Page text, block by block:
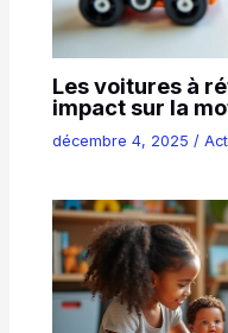
Les voitures à
impact sur la
décembre 4, 2025/